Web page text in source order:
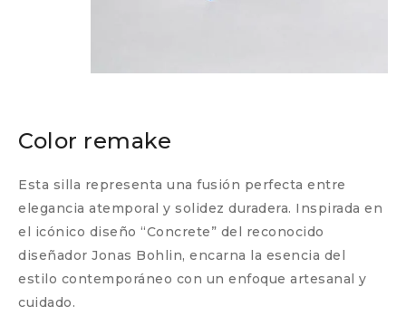
Color remake
Esta silla representa una fusión perfecta entre
elegancia atemporal y solidez duradera. Inspirada en
el icónico diseño “Concrete” del reconocido
diseñador Jonas Bohlin, encarna la esencia del
estilo contemporáneo con un enfoque artesanal y
cuidado.